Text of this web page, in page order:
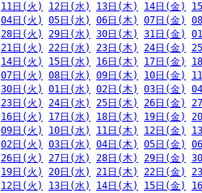
11日(火) 12日(水) 13日(木) 14日(金)
04日(火) 05日(水) 06日(木) 07日(金)
28日(火) 29日(水) 30日(木) 31日(金)
21日(火) 22日(水) 23日(木) 24日(金)
14日(火) 15日(水) 16日(木) 17日(金)
07日(火) 08日(水) 09日(木) 10日(金)
30日(火) 01日(水) 02日(木) 03日(金)
23日(火) 24日(水) 25日(木) 26日(金)
16日(火) 17日(水) 18日(木) 19日(金)
09日(火) 10日(水) 11日(木) 12日(金)
02日(火) 03日(水) 04日(木) 05日(金)
26日(火) 27日(水) 28日(木) 29日(金)
19日(火) 20日(水) 21日(木) 22日(金)
12日(火) 13日(水) 14日(木) 15日(金)